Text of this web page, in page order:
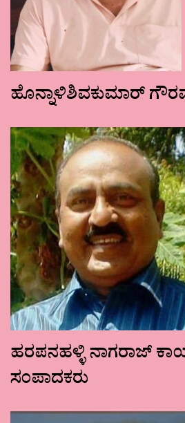
ಹೊನ್ನಾಳಿಶಿವಕುಮಾರ್
ಹರಪನಹಳ್ಳಿ ನಾಗರಾಜ್
ಸಂಪಾದಕರು